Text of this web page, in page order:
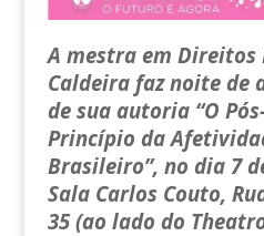
A mestra em Direitos
Caldeira faz noite de
de sua autoria “O
Princípio da
Brasileiro”, no dia 7
Sala Carlos Couto,
35 (ao lado do